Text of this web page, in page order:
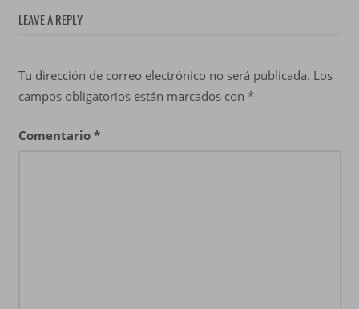
LEAVE A REPLY
Tu dirección de correo electrónico no será publicada. Los
campos obligatorios están marcados con *
Comentario *